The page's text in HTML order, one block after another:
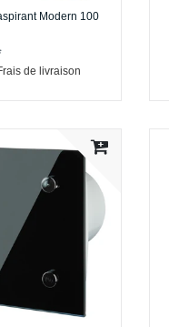
Modern 100
de livraison